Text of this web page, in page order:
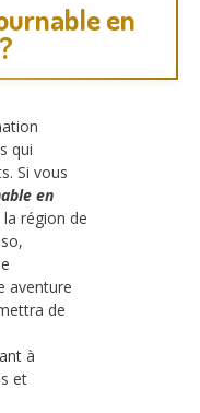
en
qui
Si vous
en
région de
aventure
de
à
et